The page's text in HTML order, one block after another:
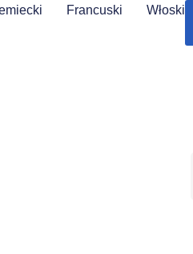
Francuski Włoski